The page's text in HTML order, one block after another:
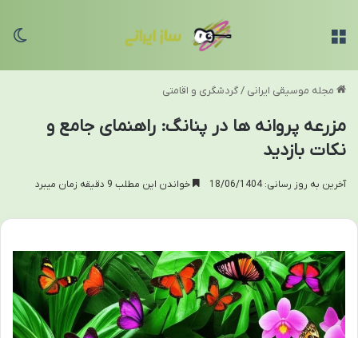
مجله موسیقی ایرانی /گردشگری و اقامتی
مزرعه پروانه ها در پنانگ: راهنمای جامع و
نکات بازدید
آخرین به روز رسانی: 18/06/1404 خواندن این مطلب 9 دقیقه زمان میبرد